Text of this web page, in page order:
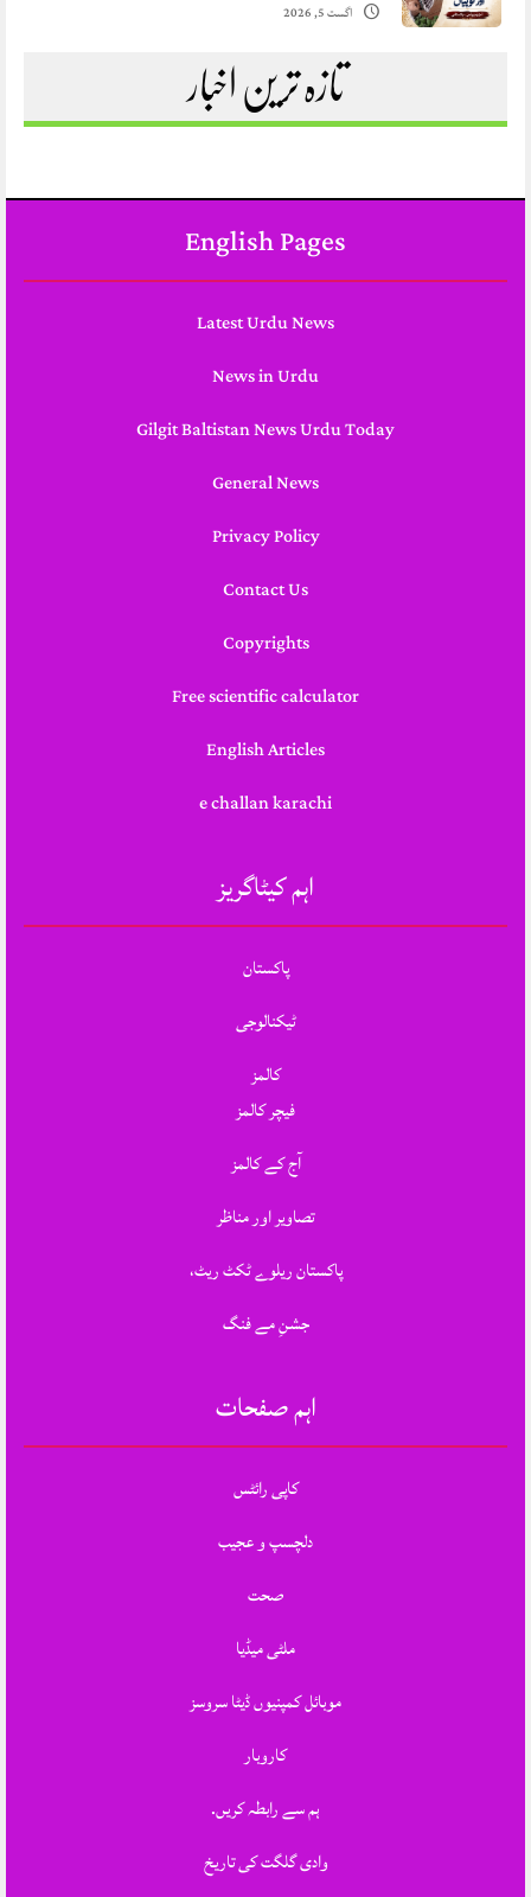
اگست 5, 2026
تازہ ترین اخبار
English Pages
Latest Urdu News
News in Urdu
Gilgit Baltistan News Urdu Today
General News
Privacy Policy
Contact Us
Copyrights
Free scientific calculator
English Articles
e challan karachi
اہم کیٹاگریز
پاکستان
ٹیکنالوجی
کالمز
فیچر کالمز
آج کے کالمز
تصاویر اور مناظر
پاکستان ریلوے ٹکٹ ریٹ،
جشنِ مے فنگ
اہم صفحات
کاپی رائٹس
دلچسپ و عجیب
صحت
ملٹی میڈیا
موبائل کمپنیوں ڈیٹا سروسز
کاروبار
ہم سے رابطہ کریں.
وادی گلگت کی تاریخ